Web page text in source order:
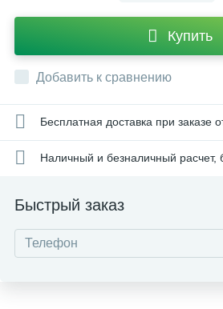
Купить
Добавить к сравнению
Бесплатная доставка при заказе
Наличный и безналичный расчет,
Быстрый заказ